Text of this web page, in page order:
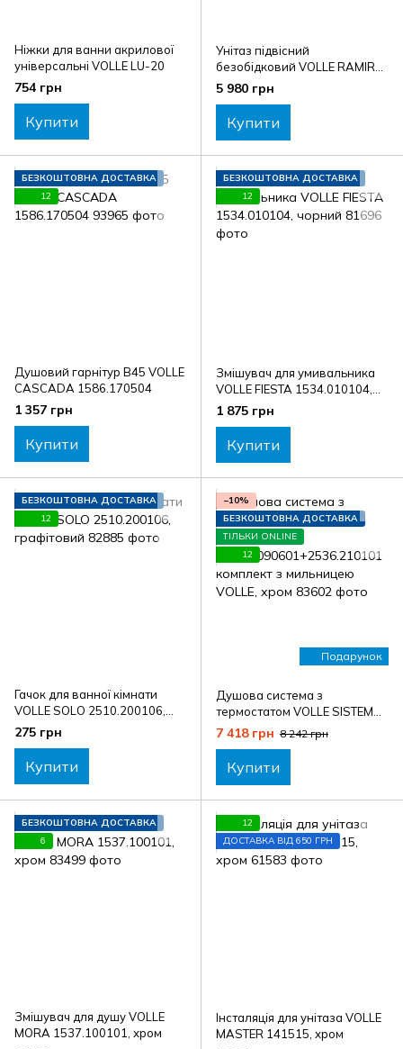
Ніжки для ванни акрилової
універсальні VOLLE LU-20
754 грн
Купити
Унітаз підвісний
безобідковий VOLLE RAMIRO
1388.001007
5 980 грн
Купити
БЕЗКОШТОВНА ДОСТАВКА
12
Душовий гарнітур B45 VOLLE
CASCADA 1586.170504
1 357 грн
Купити
БЕЗКОШТОВНА ДОСТАВКА
12
Змішувач для умивальника
VOLLE FIESTA 1534.010104,
чорний
1 875 грн
Купити
БЕЗКОШТОВНА ДОСТАВКА
12
Гачок для ванної кімнати
VOLLE SOLO 2510.200106,
графітовий
275 грн
Купити
Подарунок
−10%
БЕЗКОШТОВНА ДОСТАВКА
ТІЛЬКИ ONLINE
12
Душова система з
термостатом VOLLE SISTEMA
A1580.090601+2536.210101
комплект з мильницею
VOLLE, хром
7 418 грн 8 242 грн
Купити
БЕЗКОШТОВНА ДОСТАВКА
6
Змішувач для душу VOLLE
MORA 1537.100101, хром
12
ДОСТАВКА ВІД 650 ГРН
Інсталяція для унітаза VOLLE
MASTER 141515, хром